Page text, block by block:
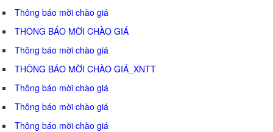
Thông báo mời chào giá
THÔNG BÁO MỜI CHÀO GIÁ
Thông báo mời chào giá
THÔNG BÁO MỜI CHÀO GIÁ_XNTT
Thông báo mời chào giá
Thông báo mời chào giá
Thông báo mời chào giá